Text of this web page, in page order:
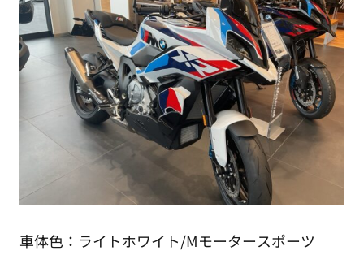
車体色：ライトホワイト/Mモータースポーツ